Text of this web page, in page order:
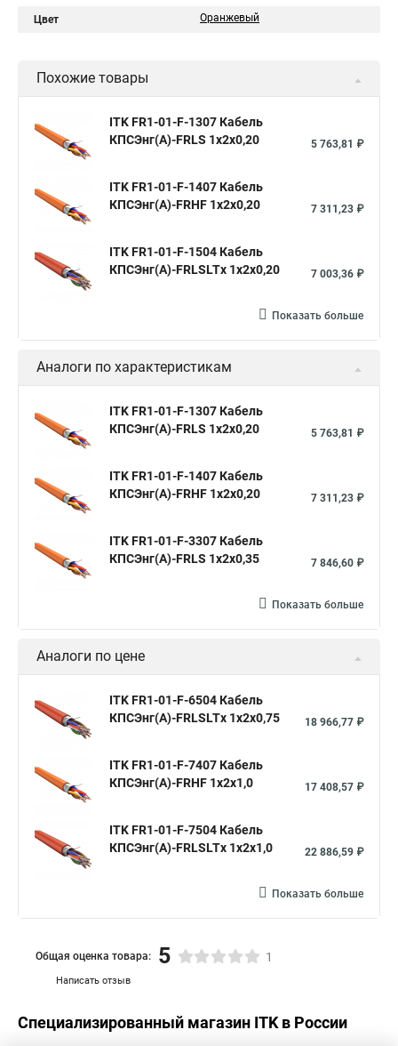
Цвет Оранжевый
Похожие товары
ITK FR1-01-F-1307 Кабель
КПСЭнг(А)-FRLS 1х2х0,20
5 763,81 ₽
ITK FR1-01-F-1407 Кабель
КПСЭнг(А)-FRHF 1х2х0,20
7 311,23 ₽
ITK FR1-01-F-1504 Кабель
КПСЭнг(А)-FRLSLTх 1х2х0,20
7 003,36 ₽
Показать больше
Аналоги по характеристикам
ITK FR1-01-F-1307 Кабель
КПСЭнг(А)-FRLS 1х2х0,20
5 763,81 ₽
ITK FR1-01-F-1407 Кабель
КПСЭнг(А)-FRHF 1х2х0,20
7 311,23 ₽
ITK FR1-01-F-3307 Кабель
КПСЭнг(А)-FRLS 1х2х0,35
7 846,60 ₽
Показать больше
Аналоги по цене
ITK FR1-01-F-6504 Кабель
КПСЭнг(А)-FRLSLTх 1х2х0,75
18 966,77 ₽
ITK FR1-01-F-7407 Кабель
КПСЭнг(А)-FRHF 1х2х1,0
17 408,57 ₽
ITK FR1-01-F-7504 Кабель
КПСЭнг(А)-FRLSLTх 1х2х1,0
22 886,59 ₽
Показать больше
Написать отзыв
Общая оценка товара: 5 1
Специализированный магазин ITKв России